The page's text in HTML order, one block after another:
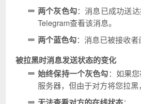
两个灰色勾：消息已成功送
Telegram查看该消息。
两个蓝色勾：消息已被接收
被拉黑时消息发送状态的变化
始终保持一个灰色勾：如果
服务器，但由于对方将您拉黑